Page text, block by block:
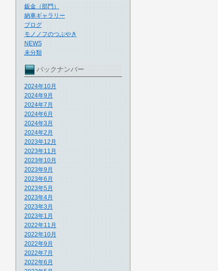
鈑金（部門）
納車ギャラリー
ブログ
モノノフのつぶやき
NEWS
未分類
バックナンバー
2024年10月
2024年9月
2024年7月
2024年6月
2024年3月
2024年2月
2023年12月
2023年11月
2023年10月
2023年9月
2023年6月
2023年5月
2023年4月
2023年3月
2023年1月
2022年11月
2022年10月
2022年9月
2022年7月
2022年6月